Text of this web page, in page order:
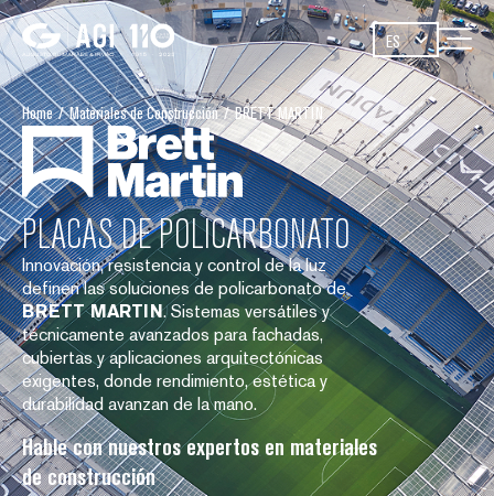
ES
Home / Materiales de Construcción / BRETT MARTIN
PLACAS DE POLICARBONATO
Innovación, resistencia y control de la luz
definen las soluciones de policarbonato de
BRETT MARTIN. Sistemas versátiles y
técnicamente avanzados para fachadas,
cubiertas y aplicaciones arquitectónicas
exigentes, donde rendimiento, estética y
durabilidad avanzan de la mano.
Hable con nuestros expertos en materiales
de construcción